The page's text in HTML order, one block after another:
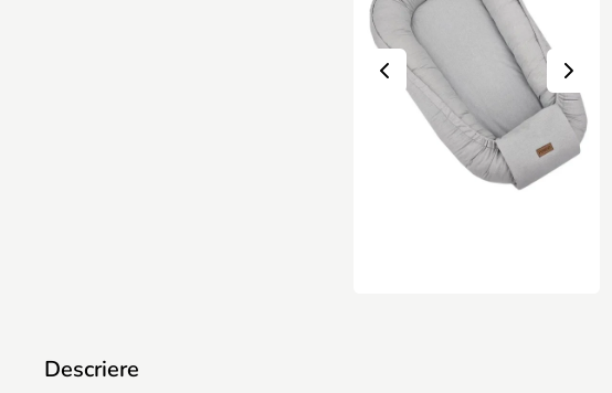
Descriere